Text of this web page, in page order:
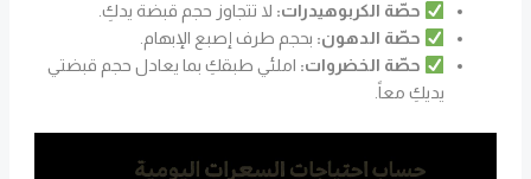
حصّة الكربوهيدرات: لا تتجاوز حجم قبضة يدكِ.
حصّة الدهون: بحجم طرف إصبع الإبهام.
حصّة الخضروات: املئي طبقكِ بما يعادل حجم قبضتي
يديكِ معاً.